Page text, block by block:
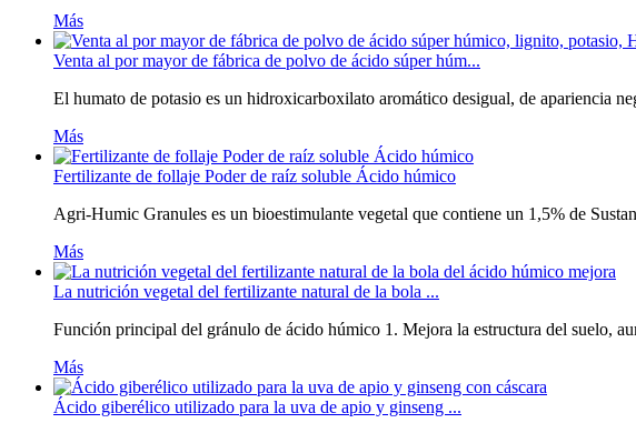
Más
Venta al por mayor de fábrica de polvo de ácido súper húm...
El humato de potasio es un hidroxicarboxilato aromático desigual, de apariencia
Más
Fertilizante de follaje Poder de raíz soluble Ácido húmico
Agri-Humic Granules es un bioestimulante vegetal que contiene un 1,5% de
Más
La nutrición vegetal del fertilizante natural de la bola ...
Función principal del gránulo de ácido húmico 1. Mejora la estructura del suelo,
Más
Ácido giberélico utilizado para la uva de apio y ginseng ...